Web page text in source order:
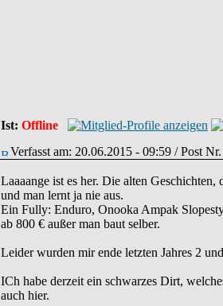
Ist: Offline
Verfasst am: 20.06.2015 - 09:59 / Post
Laaaange ist es her. Die alten Geschichten,
und man lernt ja nie aus.
Ein Fully: Enduro, Onooka Ampak
ab 800 € außer man baut selber.
Leider wurden mir ende letzten Jahres 2
ICh habe derzeit ein schwarzes Dirt,
auch hier.